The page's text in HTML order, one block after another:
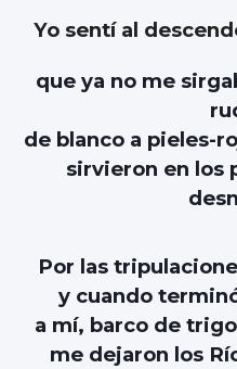
Yo sentí al
que ya no me
de blanco a pieles-
sirvieron en los
Por las
y cuando
a mí, barco de
me dejaron los